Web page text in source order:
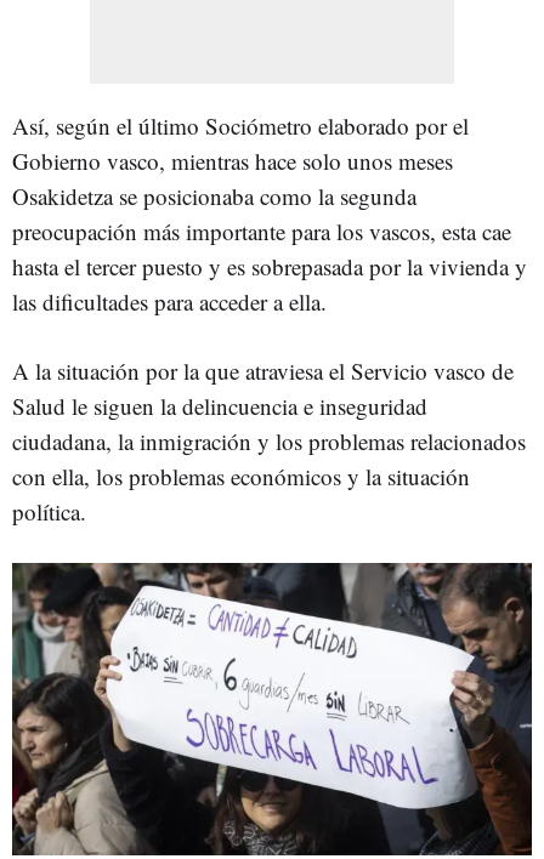
Así, según el último Sociómetro elaborado por el
Gobierno vasco, mientras hace solo unos meses
Osakidetza se posicionaba como la segunda
preocupación más importante para los vascos, esta cae
hasta el tercer puesto y es sobrepasada por la vivienda y
las dificultades para acceder a ella.
A la situación por la que atraviesa el Servicio vasco de
Salud le siguen la delincuencia e inseguridad
ciudadana, la inmigración y los problemas relacionados
con ella, los problemas económicos y la situación
política.